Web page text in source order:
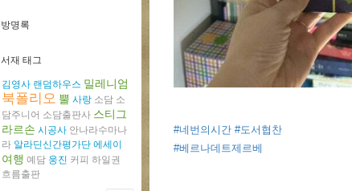
#네번의시간 #도서협찬
#베르나데트제르베
방명록
서재 태그
김영사 랜덤하우스 밀레니엄
북폴리오 뿔 사랑 소담 소
담주니어 소담출판사 스티그
라르손 시공사 안나라수마나
라 알라딘신간평가단 에세이
여행 예담 웅진 커피 하일권
흐름출판